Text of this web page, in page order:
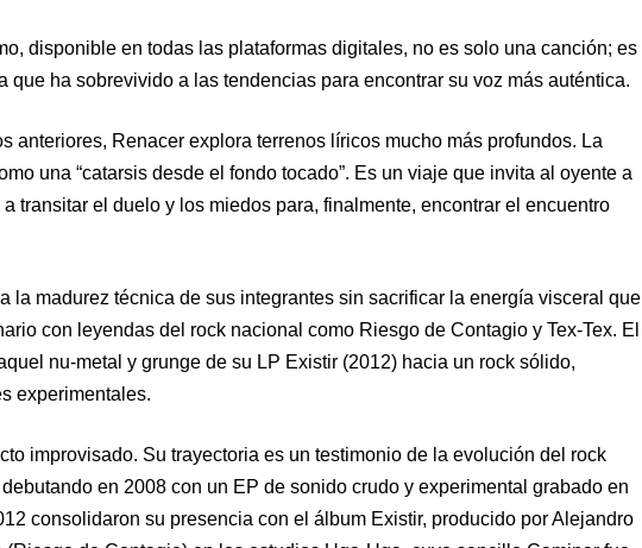
disponible en todas las plataformas digitales, no es solo una canción; es
que ha sobrevivido a las tendencias para encontrar su voz más auténtica.
anteriores, Renacer explora terrenos líricos mucho más profundos. La
una “catarsis desde el fondo tocado”. Es un viaje que invita al oyente a
transitar el duelo y los miedos para, finalmente, encontrar el encuentro
la madurez técnica de sus integrantes sin sacrificar la energía visceral que
con leyendas del rock nacional como Riesgo de Contagio y Tex-Tex. El
nu-metal y grunge de su LP Existir (2012) hacia un rock sólido,
experimentales.
improvisado. Su trayectoria es un testimonio de la evolución del rock
en 2008 con un EP de sonido crudo y experimental grabado en
consolidaron su presencia con el álbum Existir, producido por Alejandro